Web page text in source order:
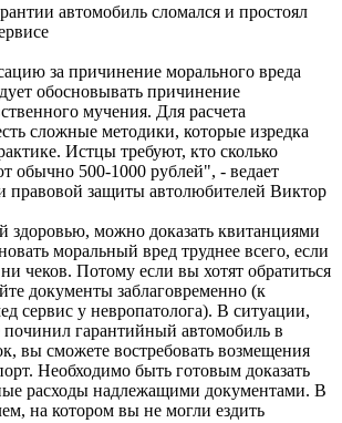
автомобиль сломался и простоял
за причинение морального вреда
обосновывать причинение
мучения. Для расчета
сложные методики, которые изредка
Истцы требуют, кто сколько
обычно 500-1000 рублей", - ведает
правовой защиты автолюбителей Виктор
здоровью, можно доказать квитанциями
моральный вред труднее всего, если
чеков. Потому если вы хотят обратиться
документы заблаговременно (к
сервис у невропатолога). В ситуации,
починил гарантийный автомобиль в
вы сможете востребовать возмещения
Необходимо быть готовым доказать
расходы надлежащими документами. В
на котором вы не могли ездить